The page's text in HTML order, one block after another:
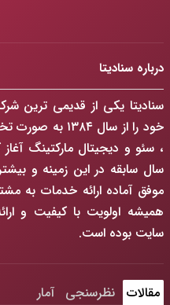
درباره سنادیتا
سنادیتا یکی از قدیمی ترین
خود را از سال
موفق آماده ارائه خدمات به
همیشه اولویت با کیفیت و
سایت بوده است.
مقالات نظرسنجی
آمار